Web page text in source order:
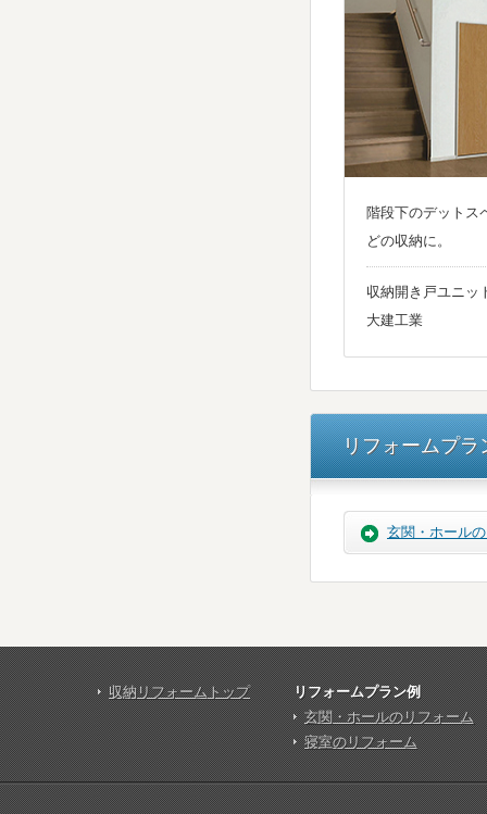
階段下のデットス
どの収納に。
収納開き戸ユニッ
大建工業
リフォームプラ
玄関・ホール
収納リフォームトップ
リフォームプラン例
玄関・ホールのリフォーム
寝室のリフォーム